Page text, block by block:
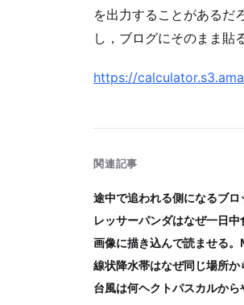
を出力することがあるだ
し，ブログにそのまま貼
https://
関連記事
途中で追われる側になるブ
レッサーパンダはなぜ一日
画像に描き込んで読ませる
線状降水帯はなぜ同じ場所
台風は何ヘクトパスカルか